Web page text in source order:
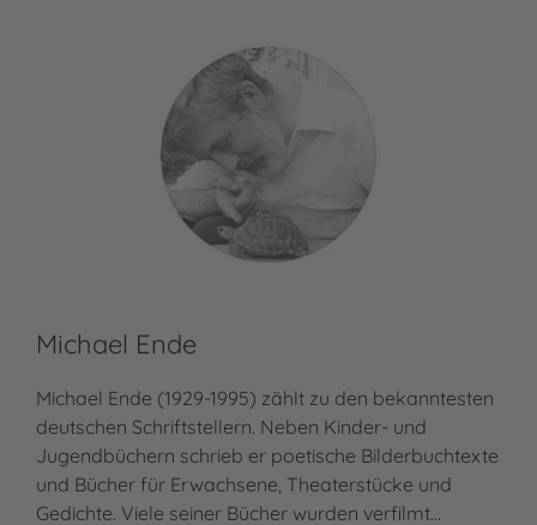
Michael Ende
Michael Ende (1929-1995) zählt zu den bekanntesten
deutschen Schriftstellern. Neben Kinder- und
Jugendbüchern schrieb er poetische Bilderbuchtexte
und Bücher für Erwachsene, Theaterstücke und
Gedichte. Viele seiner Bücher wurden verfilmt…